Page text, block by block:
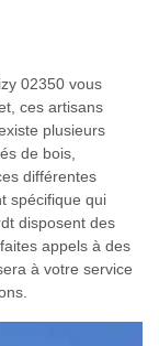
02350 vous
ces artisans
plusieurs
de bois,
différentes
spécifique qui
disposent des
appels à des
à votre service